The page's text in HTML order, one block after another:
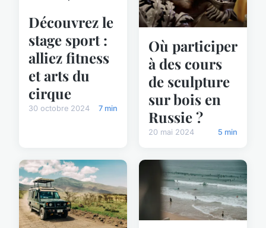
Découvrez le
stage sport :
alliez fitness
et arts du
cirque
30 octobre 2024 7 min
Où participer
à des cours
de sculpture
sur bois en
Russie ?
20 mai 2024 5 min